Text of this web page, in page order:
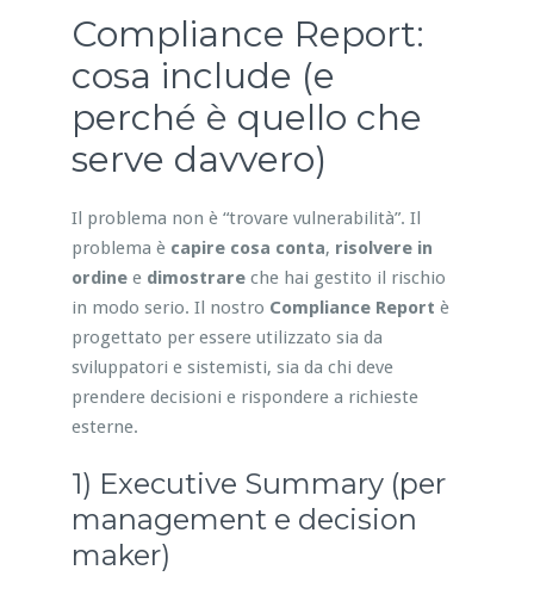
Compliance Report:
cosa include (e
perché è quello che
serve davvero)
Il problema non è “trovare vulnerabilità”. Il
problema è capire cosa conta, risolvere in
ordinee dimostrareche hai gestito il rischio
in modo serio. Il nostro Compliance Report è
progettato per essere utilizzato sia da
sviluppatori e sistemisti, sia da chi deve
prendere decisioni e rispondere a richieste
esterne.
1) Executive Summary (per
management e decision
maker)